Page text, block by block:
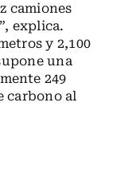
camiones
explica.
y 2,100
una
249
carbono al